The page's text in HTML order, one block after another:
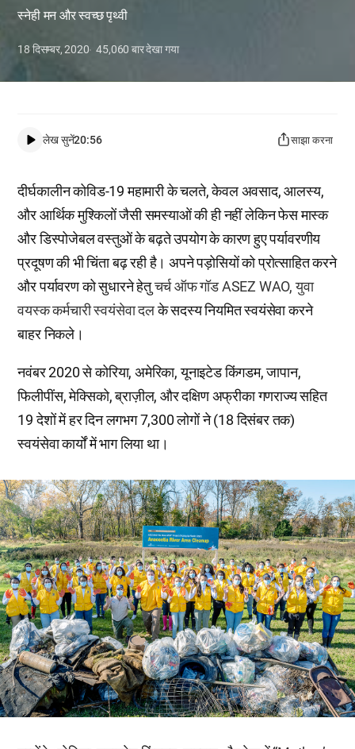
स्नेही मन और स्वच्छ पृथ्वी
18 दिसम्बर, 2020 45,060बार देखा गया
लेख सुनें20:56 साझा करना
दीर्घकालीन कोविड-19 महामारी के चलते, केवल अवसाद, आलस्य,
और आर्थिक मुश्किलों जैसी समस्याओं की ही नहीं लेकिन फेस मास्क
और डिस्पोजेबल वस्तुओं के बढ़ते उपयोग के कारण हुए पर्यावरणीय
प्रदूषण की भी चिंता बढ़ रही है। अपने पड़ोसियों को प्रोत्साहित करने
और पर्यावरण को सुधारने हेतुचर्च ऑफ गॉड ASEZ WAO, युवा
वयस्क कर्मचारी स्वयंसेवा दलके सदस्य नियमित स्वयंसेवा करने
बाहर निकले।
नवंबर 2020 से कोरिया, अमेरिका, यूनाइटेड किंगडम, जापान,
फिलीपींस, मेक्सिको, ब्राज़ील, और दक्षिण अफ्रीका गणराज्य सहित
19 देशों में हर दिन लगभग 7,300 लोगों ने (18 दिसंबर तक)
स्वयंसेवा कार्यों में भाग लिया था।